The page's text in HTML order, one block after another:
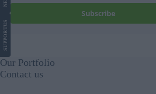
Subscribe
SUPPORT
US
Our Portfolio
Contact us